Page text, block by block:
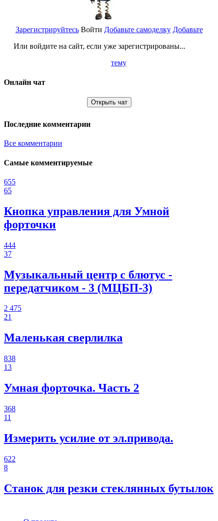
Зарегистрируйтесь
Или войдите на сайт, если уже зарегистрированы...
Войти Добавьте самоделку Добавьте
тему
Онлайн чат
Открыть чат
Последние комментарии
Все комментарии
Самые комментируемые
655
65
Кнопка управления для Умной
форточки
444
37
Музыкальный центр с блютус -
передатчиком - 3 (МЦБП-3)
2 475
21
Маленькая сверлилка
838
13
Умная форточка. Часть 2
368
11
Измерить усилие от эл.привода.
622
8
Станок для резки стеклянных бутылок